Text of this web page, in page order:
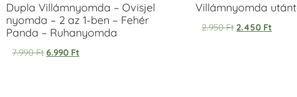
Dupla Villámnyomda – Ovisjel
nyomda – 2 az 1-ben – Fehér
Panda – Ruhanyomda
7.990Ft 6.990 Ft
Villámnyomda
2.950Ft 2.450 Ft